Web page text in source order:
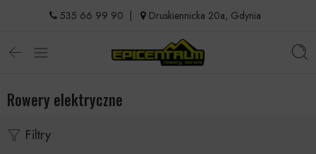
535 66 99 90 Druskiennicka 20a, Gdynia
Rowery elektryczne
Filtry